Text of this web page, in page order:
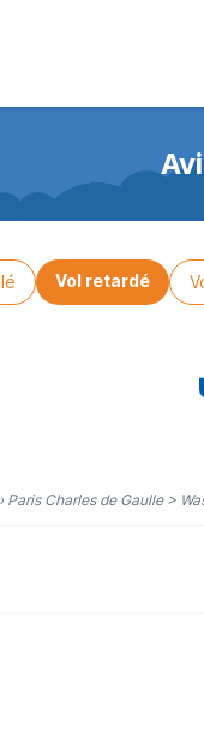
Vol retardé
Paris Charles de Gaulle >